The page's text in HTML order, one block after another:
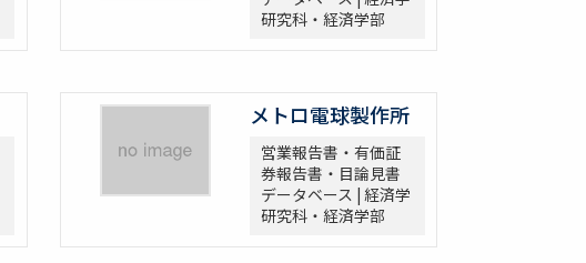
研究科・経済学部
メトロ電球製作所
営業報告書・有価証
券報告書・目論見書
データベース | 経済学
研究科・経済学部